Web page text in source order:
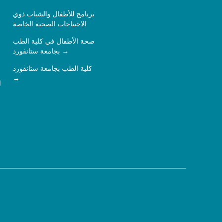
برنامج للأطفال والشباب ذوي
الاحتياجات الصحية الخاصة
صحة الأطفال في كلية الطب
بجامعة ستانفورد
كلية الطب بجامعة ستانفورد